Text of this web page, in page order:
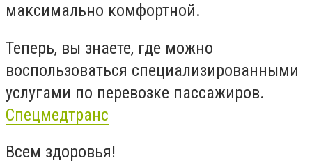
максимально комфортной.
Теперь, вы знаете, где можно
воспользоваться специализированными
услугами по перевозке пассажиров.
Спецмедтранс
Всем здоровья!